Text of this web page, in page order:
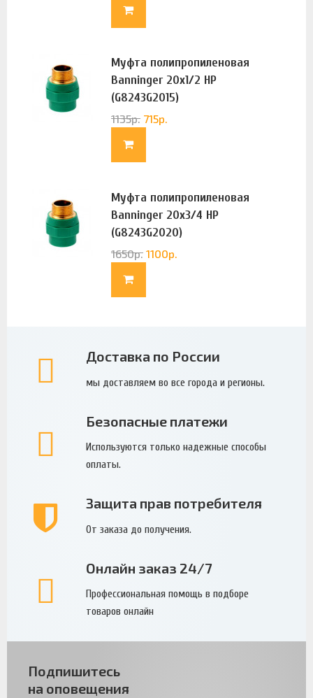
Муфта полипропиленовая
Banninger 20х1/2 НР
(G8243G2015)
1135р. 715р.
Муфта полипропиленовая
Banninger 20х3/4 НР
(G8243G2020)
1650р. 1100р.
Доставка по России
мы доставляем во все города и регионы.
Безопасные платежи
Используются только надежные способы
оплаты.
Защита прав потребителя
От заказа до получения.
Онлайн заказ 24/7
Профессиональная помощь в подборе
товаров онлайн
Подпишитесь
на оповещения